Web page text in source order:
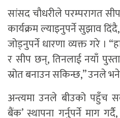
सांसद चौधरीले परम्परागत
कार्यक्रम ल्याइनुपर्ने सुझाव
जोड्नुपर्ने धारणा व्यक्त गरे ।
र सीप छन्, तिनलाई नयाँ
स्रोत बनाउन सकिन्छ,” उनले
अन्त्यमा उनले बीउको पहुँच
बैंक’ स्थापना गर्नुपर्ने माग